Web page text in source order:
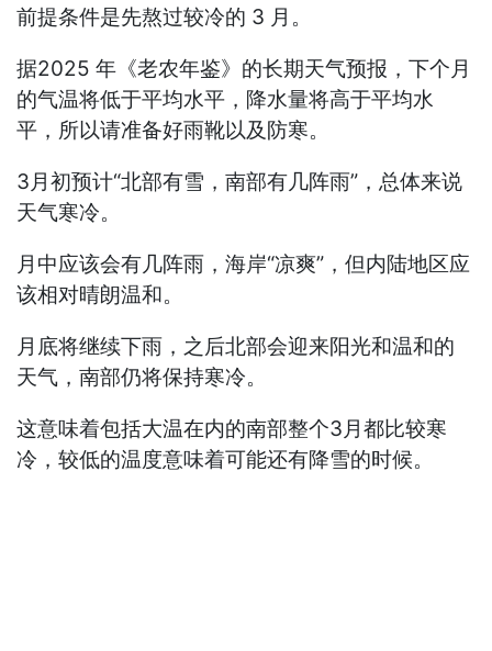
前提条件是先熬过较冷的 3 月。
据2025 年《老农年鉴》的长期天气预报，下个月
的气温将低于平均水平，降水量将高于平均水
平，所以请准备好雨靴以及防寒。
3月初预计“北部有雪，南部有几阵雨”，总体来说
天气寒冷。
月中应该会有几阵雨，海岸“凉爽”，但内陆地区应
该相对晴朗温和。
月底将继续下雨，之后北部会迎来阳光和温和的
天气，南部仍将保持寒冷。
这意味着包括大温在内的南部整个3月都比较寒
冷，较低的温度意味着可能还有降雪的时候。